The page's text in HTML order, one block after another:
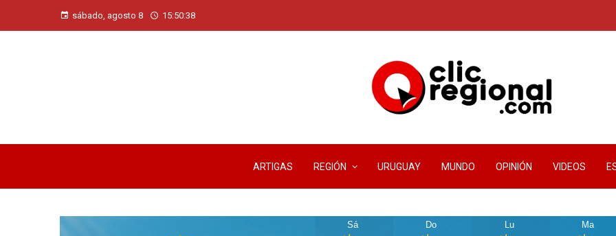
sábado, agosto 8 15:50:40
ARTIGAS REGIÓN URUGUAY MUNDO OPINIÓN VIDEOS
Sá Do Lu Ma